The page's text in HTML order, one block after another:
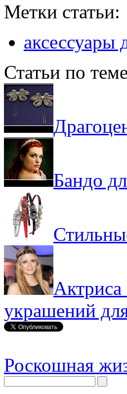
Метки статьи:
аксессуары
Статьи по теме
Бандо
украшений
Роскошная